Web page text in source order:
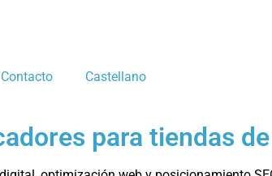
Contacto Castellano
para tiendas